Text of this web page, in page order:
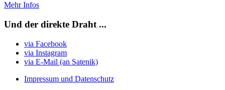
Mehr Infos
Und der direkte Draht ...
via Facebook
via Instagram
via E-Mail (an Satenik)
Impressum und Datenschutz